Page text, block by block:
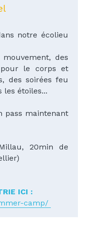
notre écolieu
des
pour le corps et
des soirées feu
les étoiles...
pass maintenant
20min de
camp/